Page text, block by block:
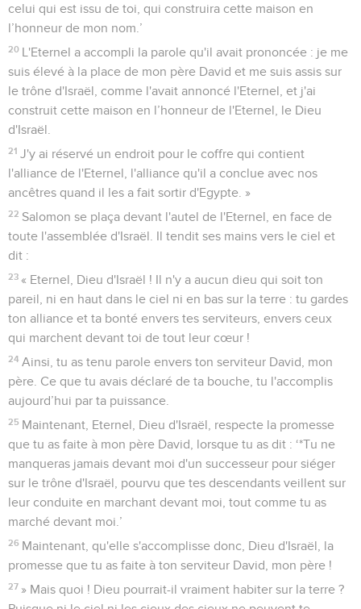
celui qui est issu de toi, qui construira cette maison en
l’honneur de mon nom.’
20 L'Eternel a accompli la parole qu'il avait prononcée : je me
suis élevé à la place de mon père David et me suis assis sur
le trône d'Israël, comme l'avait annoncé l'Eternel, et j'ai
construit cette maison en l’honneur de l'Eternel, le Dieu
d'Israël.
21 J'y ai réservé un endroit pour le coffre qui contient
l'alliance de l'Eternel, l'alliance qu'il a conclue avec nos
ancêtres quand il les a fait sortir d'Egypte. »
22 Salomon se plaça devant l'autel de l'Eternel, en face de
toute l'assemblée d'Israël. Il tendit ses mains vers le ciel et
dit :
23 « Eternel, Dieu d'Israël ! Il n'y a aucun dieu qui soit ton
pareil, ni en haut dans le ciel ni en bas sur la terre : tu gardes
ton alliance et ta bonté envers tes serviteurs, envers ceux
qui marchent devant toi de tout leur cœur !
24 Ainsi, tu as tenu parole envers ton serviteur David, mon
père. Ce que tu avais déclaré de ta bouche, tu l'accomplis
aujourd’hui par ta puissance.
25 Maintenant, Eternel, Dieu d'Israël, respecte la promesse
que tu as faite à mon père David, lorsque tu as dit : ‘*Tu ne
manqueras jamais devant moi d'un successeur pour siéger
sur le trône d'Israël, pourvu que tes descendants veillent sur
leur conduite en marchant devant moi, tout comme tu as
marché devant moi.’
26 Maintenant, qu'elle s'accomplisse donc, Dieu d'Israël, la
promesse que tu as faite à ton serviteur David, mon père !
27 » Mais quoi ! Dieu pourrait-il vraiment habiter sur la terre ?